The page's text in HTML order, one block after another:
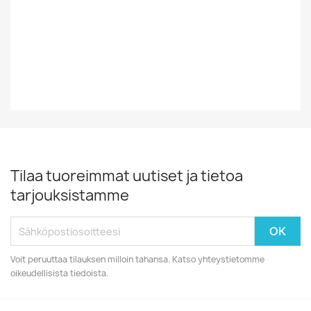
Tilaa tuoreimmat uutiset ja tietoa
tarjouksistamme
Voit peruuttaa tilauksen milloin tahansa. Katso yhteystietomme
oikeudellisista tiedoista.